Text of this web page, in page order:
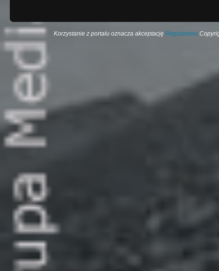
Korzystanie z portalu oznacza akceptację Regulaminu